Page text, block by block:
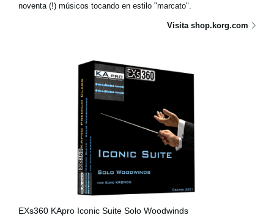
noventa (!) músicos tocando en estilo "marcato".
Visita shop.korg.com
EXs360 KApro Iconic Suite Solo Woodwinds